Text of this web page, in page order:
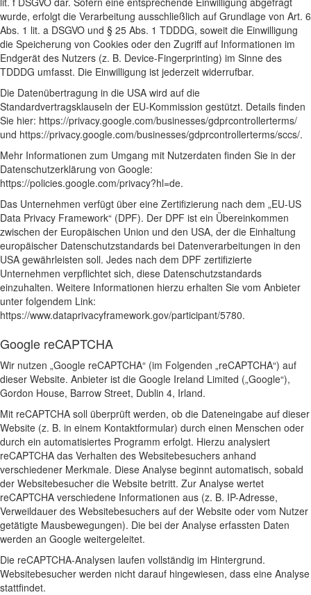
wurde, erfolgt die Verarbeitung ausschließlich auf Grundlage von Art. 6
Abs. 1 lit. a DSGVO und § 25 Abs. 1 TDDDG, soweit die Einwilligung
die Speicherung von Cookies oder den Zugriff auf Informationen im
Endgerät des Nutzers (z. B. Device-Fingerprinting) im Sinne des
TDDDG umfasst. Die Einwilligung ist jederzeit widerrufbar.
Die Datenübertragung in die USA wird auf die
Standardvertragsklauseln der EU-Kommission gestützt. Details finden
Sie hier: https://privacy.google.com/businesses/gdprcontrollerterms/
und https://privacy.google.com/businesses/gdprcontrollerterms/sccs/.
Mehr Informationen zum Umgang mit Nutzerdaten finden Sie in der
Datenschutzerklärung von Google:
https://policies.google.com/privacy?hl=de.
Das Unternehmen verfügt über eine Zertifizierung nach dem „EU-US
Data Privacy Framework“ (DPF). Der DPF ist ein Übereinkommen
zwischen der Europäischen Union und den USA, der die Einhaltung
europäischer Datenschutzstandards bei Datenverarbeitungen in den
USA gewährleisten soll. Jedes nach dem DPF zertifizierte
Unternehmen verpflichtet sich, diese Datenschutzstandards
einzuhalten. Weitere Informationen hierzu erhalten Sie vom Anbieter
unter folgendem Link:
https://www.dataprivacyframework.gov/participant/5780.
Google reCAPTCHA
Wir nutzen „Google reCAPTCHA“ (im Folgenden „reCAPTCHA“) auf
dieser Website. Anbieter ist die Google Ireland Limited („Google“),
Gordon House, Barrow Street, Dublin 4, Irland.
Mit reCAPTCHA soll überprüft werden, ob die Dateneingabe auf dieser
Website (z. B. in einem Kontaktformular) durch einen Menschen oder
durch ein automatisiertes Programm erfolgt. Hierzu analysiert
reCAPTCHA das Verhalten des Websitebesuchers anhand
verschiedener Merkmale. Diese Analyse beginnt automatisch, sobald
der Websitebesucher die Website betritt. Zur Analyse wertet
reCAPTCHA verschiedene Informationen aus (z. B. IP-Adresse,
Verweildauer des Websitebesuchers auf der Website oder vom Nutzer
getätigte Mausbewegungen). Die bei der Analyse erfassten Daten
werden an Google weitergeleitet.
Die reCAPTCHA-Analysen laufen vollständig im Hintergrund.
Websitebesucher werden nicht darauf hingewiesen, dass eine Analyse
stattfindet.